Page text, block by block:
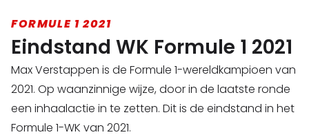
FORMULE 1 2021
Eindstand WK Formule 1 2021
Max Verstappen is de Formule 1-wereldkampioen van
2021. Op waanzinnige wijze, door in de laatste ronde
een inhaalactie in te zetten. Dit is de eindstand in het
Formule 1-WK van 2021.